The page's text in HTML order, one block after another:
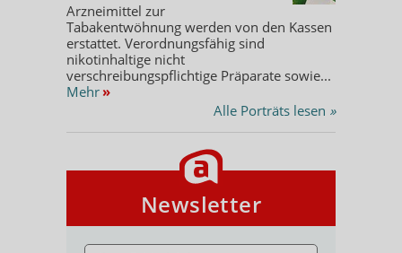
Arzneimittel zur
Tabakentwöhnung werden von den Kassen
erstattet. Verordnungsfähig sind
nikotinhaltige nicht
verschreibungspflichtige Präparate sowie...
Mehr »
Alle Porträts lesen »
Newsletter